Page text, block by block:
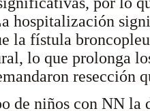
hospitalización
la fístula
lo que prolonga
resección
de niños con NN